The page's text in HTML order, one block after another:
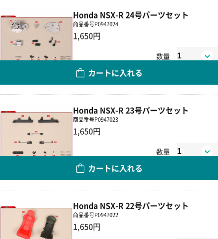
Honda NSX-R 24号パーツセット
商品番号P0947024
1,650円
数量
カートに入れる
Honda NSX-R 23号パーツセット
商品番号P0947023
1,650円
数量
カートに入れる
Honda NSX-R 22号パーツセット
商品番号P0947022
1,650円